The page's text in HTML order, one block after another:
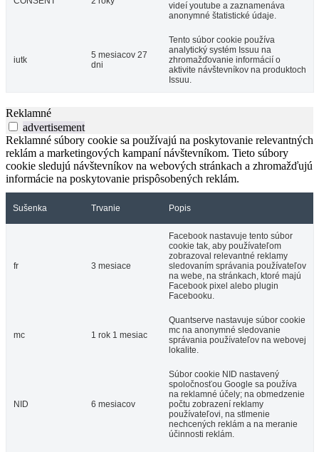
videí youtube a zaznamenáva
anonymné štatistické údaje.
iutk
5 mesiacov 27
dni
Tento súbor cookie používa
analytický systém Issuu na
zhromažďovanie informácií o
aktivite návštevníkov na produktoch
Issuu.
Reklamné
advertisement
Reklamné súbory cookie sa používajú na poskytovanie relevantných
reklám a marketingových kampaní návštevníkom. Tieto súbory
cookie sledujú návštevníkov na webových stránkach a zhromažďujú
informácie na poskytovanie prispôsobených reklám.
Sušenka Trvanie Popis
fr 3 mesiace
Facebook nastavuje tento súbor
cookie tak, aby používateľom
zobrazoval relevantné reklamy
sledovaním správania používateľov
na webe, na stránkach, ktoré majú
Facebook pixel alebo plugin
Facebooku.
mc 1 rok 1 mesiac
Quantserve nastavuje súbor cookie
mc na anonymné sledovanie
správania používateľov na webovej
lokalite.
NID 6 mesiacov
Súbor cookie NID nastavený
spoločnosťou Google sa používa
na reklamné účely; na obmedzenie
počtu zobrazení reklamy
používateľovi, na stlmenie
nechcených reklám a na meranie
účinnosti reklám.